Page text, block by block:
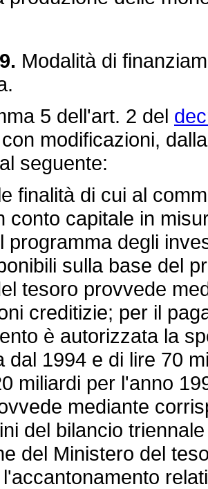
Modalità di
5 dell'art. 2 del
modificazioni,
seguente:
di cui al
conto capitale in
programma degli
sulla base del
tesoro provvede
creditizie; per il
è autorizzata la
dal 1994 e di lire 70
miliardi per l'anno
mediante
del bilancio
del Ministero del